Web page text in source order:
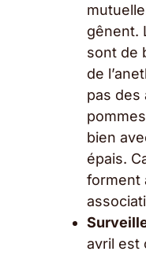
gênent.
sont de
de
pas des
bien
épais.
forment
avril est